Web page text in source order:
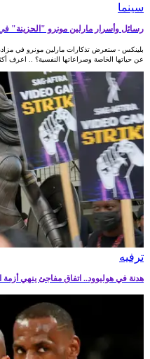
سينما
رسائل وأسرار مارلين مونرو "الحزينة" في
بلينكس - ستعرض تذكارات مارلين مونرو في مزاد،
عن حياتها الخاصة وصراعاتها النفسية؟ .. اعرف أكثر
ترفيه‎
هدنة في هوليوود.. اتفاق مفاجئ ينهي أزمة